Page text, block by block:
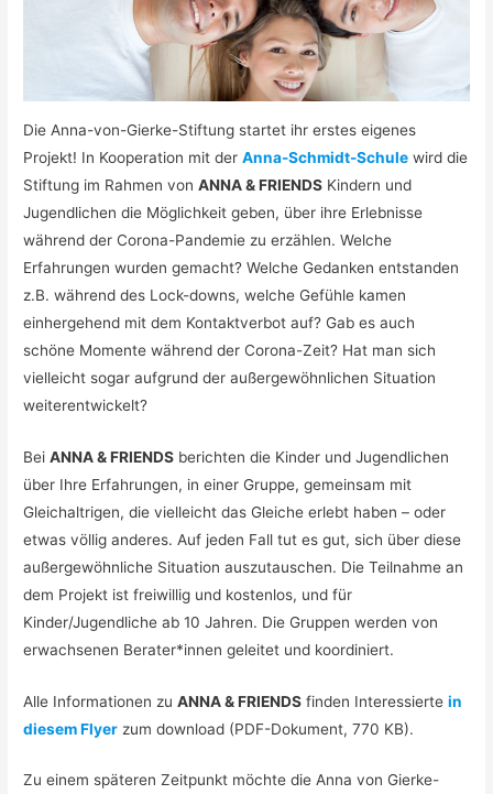
Die Anna-von-Gierke-Stiftung startet ihr erstes eigenes
Projekt! In Kooperation mit der Anna-Schmidt-Schule wird die
Stiftung im Rahmen vonANNA & FRIENDS Kindern und
Jugendlichen die Möglichkeit geben, über ihre Erlebnisse
während der Corona-Pandemie zu erzählen. Welche
Erfahrungen wurden gemacht? Welche Gedanken entstanden
z.B. während des Lock-downs, welche Gefühle kamen
einhergehend mit dem Kontaktverbot auf? Gab es auch
schöne Momente während der Corona-Zeit? Hat man sich
vielleicht sogar aufgrund der außergewöhnlichen Situation
weiterentwickelt?
BeiANNA & FRIENDS berichten die Kinder und Jugendlichen
über Ihre Erfahrungen, in einer Gruppe, gemeinsam mit
Gleichaltrigen, die vielleicht das Gleiche erlebt haben – oder
etwas völlig anderes. Auf jeden Fall tut es gut, sich über diese
außergewöhnliche Situation auszutauschen. Die Teilnahme an
dem Projekt ist freiwillig und kostenlos, und für
Kinder/Jugendliche ab 10 Jahren. Die Gruppen werden von
erwachsenen Berater*innen geleitet und koordiniert.
Alle Informationen zuANNA & FRIENDS finden Interessiertein
diesem Flyer zum download (PDF-Dokument, 770 KB).
Zu einem späteren Zeitpunkt möchte die Anna von Gierke-